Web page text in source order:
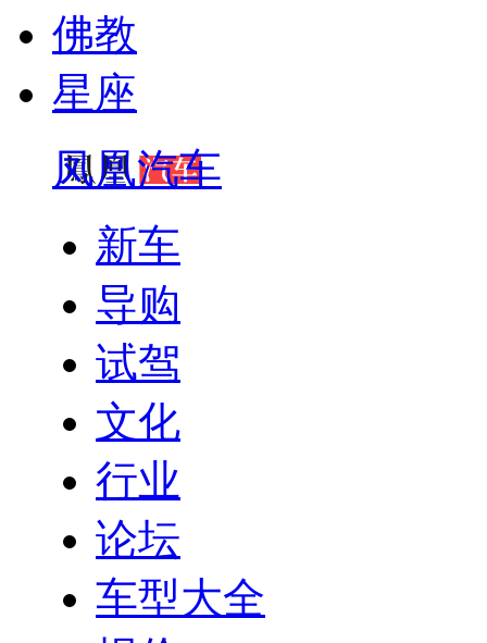
佛教
星座
凤凰汽车
新车
导购
试驾
文化
行业
论坛
车型大全